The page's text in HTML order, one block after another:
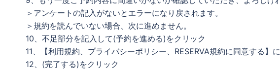
＞アンケートの記入がないとエラーになり戻されます。
＞規約を読んでいない場合、次に進めません。
10、不足部分を記入して(予約を進める)をクリック
11、【利用規約、プライバシーポリシー、RESERVA規約に同意する】
12、(完了する)をクリック